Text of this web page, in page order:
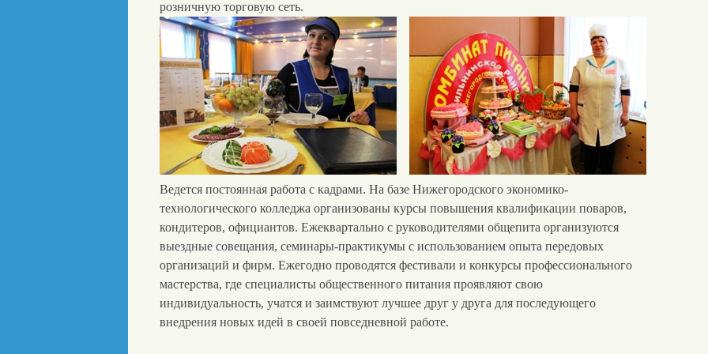
розничную торговую сеть.
Ведется постоянная работа с кадрами. На базе Нижегородского экономико-
технологического колледжа организованы курсы повышения квалификации поваров,
кондитеров, официантов. Ежеквартально с руководителями общепита организуются
выездные совещания, семинары-практикумы с использованием опыта передовых
организаций и фирм. Ежегодно проводятся фестивали и конкурсы профессионального
мастерства, где специалисты общественного питания проявляют свою
индивидуальность, учатся и заимствуют лучшее друг у друга для последующего
внедрения новых идей в своей повседневной работе.